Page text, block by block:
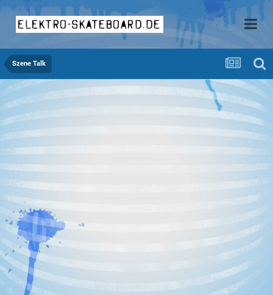
elektro-skateboard.de
Szene Talk